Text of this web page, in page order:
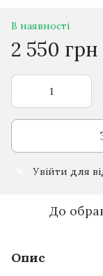
В наявності
2 550 грн
Увійти для
До
Опис